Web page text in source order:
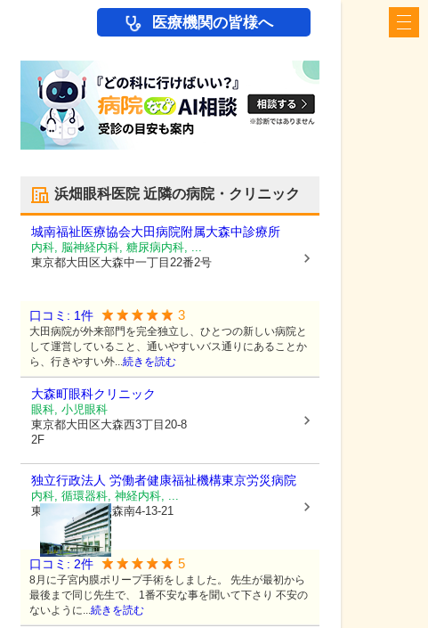
医療機関の皆様へ
浜畑眼科医院近隣の病院・クリニック
城南福祉医療協会大田病院附属大森中診療所
内科, 脳神経内科, 糖尿病内科, ...
東京都大田区大森中一丁目22番2号
口コミ: 1件 3
大田病院が外来部門を完全独立し、ひとつの新しい病院と
して運営していること、通いやすいバス通りにあることか
ら、行きやすい外...続きを読む
大森町眼科クリニック
眼科, 小児眼科
東京都大田区大森西3丁目20-8
2F
独立行政法人 労働者健康福祉機構東京労災病院
内科, 循環器科, 神経内科, ...
東京都大田区大森南4-13-21
口コミ: 2件 5
8月に子宮内膜ポリープ手術をしました。 先生が最初から
最後まで同じ先生で、 1番不安な事を聞いて下さり 不安の
ないように...続きを読む